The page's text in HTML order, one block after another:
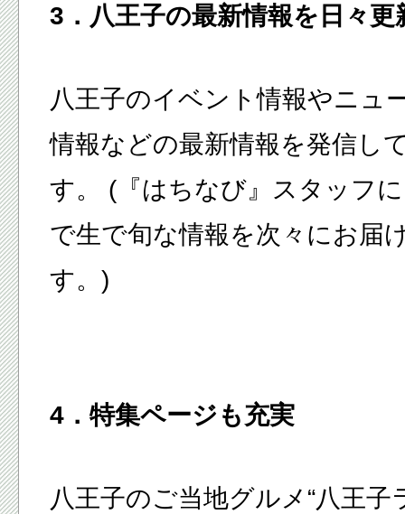
3．八王子の最新情報を日々更
八王子のイベント情報やニュ
情報などの最新情報を発信し
す。 (『はちなび』スタッフ
で生で旬な情報を次々にお届
す。)
4．特集ページも充実
八王子のご当地グルメ“八王子